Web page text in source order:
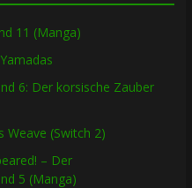
11 (Manga)
6: Der korsische Zauber
Weave (Switch 2)
– Der
5 (Manga)